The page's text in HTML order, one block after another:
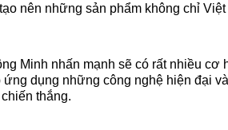
nên những sản phẩm không chỉ
Minh nhấn mạnh sẽ có rất nhiều
dụng những công nghệ hiện đại
thắng.